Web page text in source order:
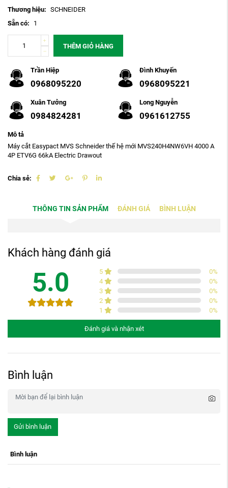
Thương hiệu: SCHNEIDER
Sẵn có:
1
THÊM GIỎ HÀNG
Trần Hiệp
0968095220
Đình Khuyến
0968095221
Xuân Tưởng
0984824281
Long Nguyễn
0961612755
Mô tả
Máy cắt Easypact MVS Schneider thế hệ mới MVS240H4NW6VH 4000 A
4P ETV6G 66kA Electric Drawout
Chia sẻ:
THÔNG TIN SẢN PHẨM ĐÁNH GIÁ BÌNH LUẬN
Khách hàng đánh giá
5.0 5 0%
4
0%
3
0%
2
0%
1
0%
Đánh giá và nhận xét
Bình luận
Gửi bình luận
Bình luận